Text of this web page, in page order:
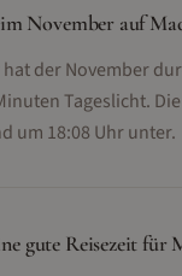
November auf
der November
Tageslicht.
um 18:08 Uhr unter.
gute Reisezeit für